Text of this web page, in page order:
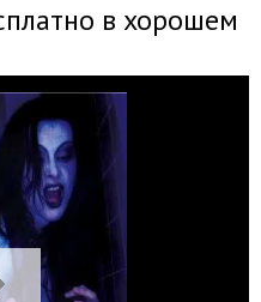
в хорошем